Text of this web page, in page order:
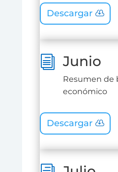
Descargar
i Junio
Resumen de
económico
Descargar